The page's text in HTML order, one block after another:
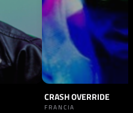
CRASH OVERRIDE
FRANCIA